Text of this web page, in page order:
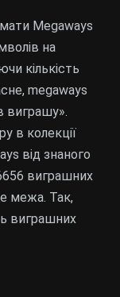
Megaways
на
кількість
megaways
виграшу».
в колекції
від знаного
виграшних
межа. Так,
виграшних